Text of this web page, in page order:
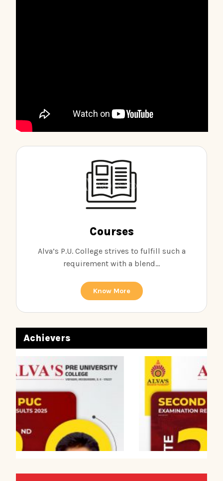
Courses
Alva’s P.U. College strives to fulfill such a
requirement with a blend...
Know More
Achievers